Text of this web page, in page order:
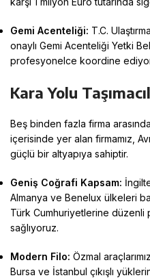
Gemi Acenteliği: T.C.
onaylı Gemi Acenteliği Yetki
profesyonelce koordine
Kara Yolu
Beş binden fazla firma
içerisinde yer alan firmamız,
güçlü bir altyapıya sahiptir.
Geniş Coğrafi Kapsam:
Almanya ve Benelux ülkeleri
Türk Cumhuriyetlerine
sağlıyoruz.
Modern Filo: Özmal
Bursa ve İstanbul çıkışlı